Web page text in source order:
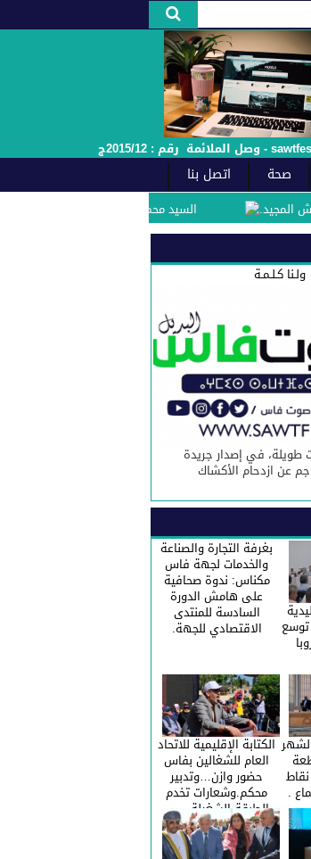
صحة اتصل بنا
السيد محمد مفيد الفاعل الجمعوي والسياسي بفاس يهنئ
ولـنا كـلـمـة
طويلة، في إصدار جريدة
عن ازدحام الأكشاك
بغرفة التجارة والصناعة
والخدمات لجهة فاس
مكناس: ندوة صحافية
على هامش الدورة
السادسة للمنتدى
الاقتصادي للجهة.
لشهر
.
الكتابة الإقليمية للاتحاد
العام للشغالين بفاس
حضور وازن…وتدبير
محكم.وشعارات تخدم
الطبقة الشغيلة ……
احتفالا بالعيد الاممي
للعمال.